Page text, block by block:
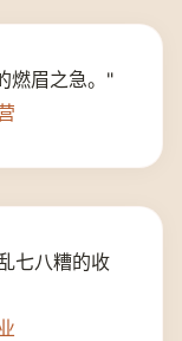
燃眉之急。"
七八糟的收